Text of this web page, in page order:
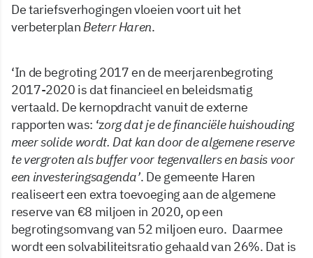
De tariefsverhogingen vloeien voort uit het
verbeterplanBeterr Haren.
‘In de begroting 2017 en de meerjarenbegroting
2017-2020 is dat financieel en beleidsmatig
vertaald. De kernopdracht vanuit de externe
rapporten was: ‘zorg dat je de financiële huishouding
meer solide wordt. Dat kan door de algemene reserve
te vergroten als buffer voor tegenvallers en basis voor
een investeringsagenda’. De gemeente Haren
realiseert een extra toevoeging aan de algemene
reserve van €8 miljoen in 2020, op een
begrotingsomvang van 52 miljoen euro. Daarmee
wordt een solvabiliteitsratio gehaald van 26%. Dat is